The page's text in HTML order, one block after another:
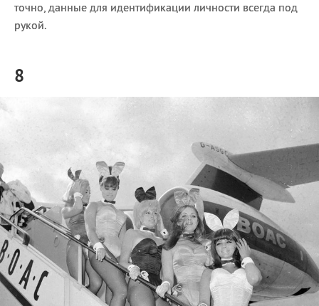
точно, данные для идентификации личности всегда под
рукой.
8